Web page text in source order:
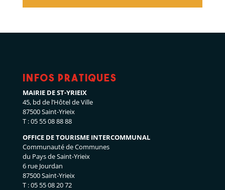
Infos pratiques
MAIRIE DE ST-YRIEIX
45, bd de l’Hôtel de Ville
87500 Saint-Yrieix
T : 05 55 08 88 88
OFFICE DE TOURISME INTERCOMMUNAL
Communauté de Communes
du Pays de Saint-Yrieix
6 rue Jourdan
87500 Saint-Yrieix
T : 05 55 08 20 72